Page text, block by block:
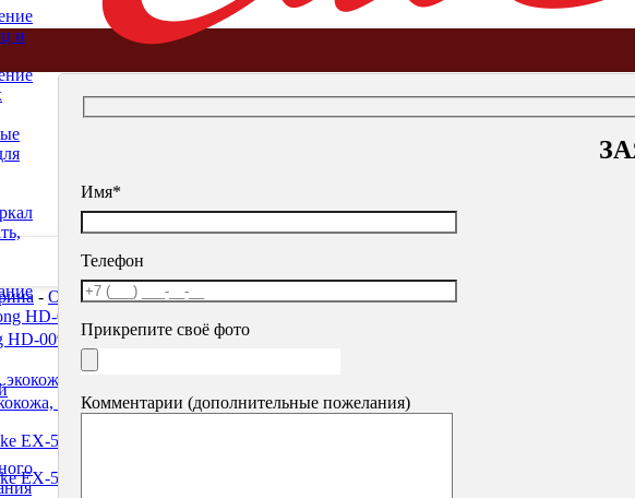
и
Имя*
Телефон
Прикрепите своё фото
Комментарии (дополнительные пожелания)
- Офисная мебель-Кресло для руководителей-Кресло офисное BRABIX
009", НАГРУЗКА до 200 кг, экокожа черная, ткань серая, 531945
хром, коричневое, 53116415040₽